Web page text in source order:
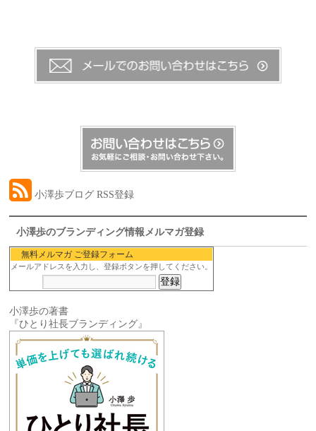
小澤歩ブログ RSS登録
小澤歩のブランディング情報メルマガ登録
無料メルマガ ご登録フォーム
メールアドレスを入力し、登録ボタンを押してください。
小澤歩の著書
『ひとり社長ブランディング』